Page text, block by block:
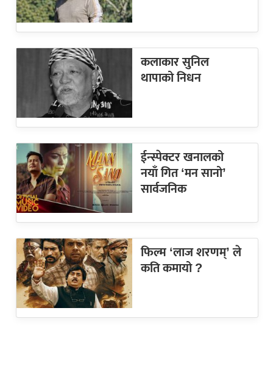
कलाकार सुनिल
थापाको निधन
ईन्स्पेक्टर खनालको
नयाँ गित ‘मन सानो’
सार्वजनिक
फिल्म ‘लाज शरणम्’ ले
कति कमायो ?